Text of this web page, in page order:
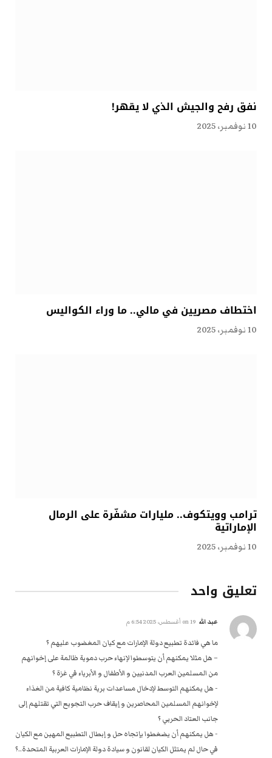
نفق رفح والجيش الذي لا يقهر!
10 نوفمبر، 2025
اختطاف مصريين في مالي.. ما وراء الكواليس
10 نوفمبر، 2025
ترامب وويتكوف.. مليارات مشفّرة على الرمال
الإماراتية
10 نوفمبر، 2025
تعليق واحد
عبد الله 19 أغسطس، 2025 6:54 م
ما هي فائدة تطبيع دولة الإمارات مع كيان المغضوب عليهم ؟
– هل مثلا يمكنهم أن يتوسطوا لإنهاء حرب دموية ظالمة على إخوانهم
من المسلمين العرب المدنيين و الأطفال و الأبرياء في غزة ؟
‏- هل يمكنهم التوسط لإدخال مساعدات برية نظامية كافية من الغذاء
لإخوانهم المسلمين المحاصرين و إيقاف حرب التجويع التي تقتلهم إلى
جانب العتاد الحربي ؟
‏- هل يمكنهم أن يضغطوا بإتجاه حل و إبطال التطبيع المهين مع الكيان
في حال لم يمتثل الكيان لقانون و سيادة دولة الإمارات العربية المتحدة..؟